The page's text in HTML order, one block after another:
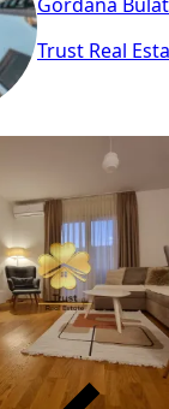
Gordana
Trust Real